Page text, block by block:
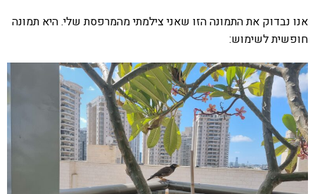
אנו נבדוק את התמונה הזו שאני צילמתי מהמרפסת שלי. היא תמונה
חופשית לשימוש: